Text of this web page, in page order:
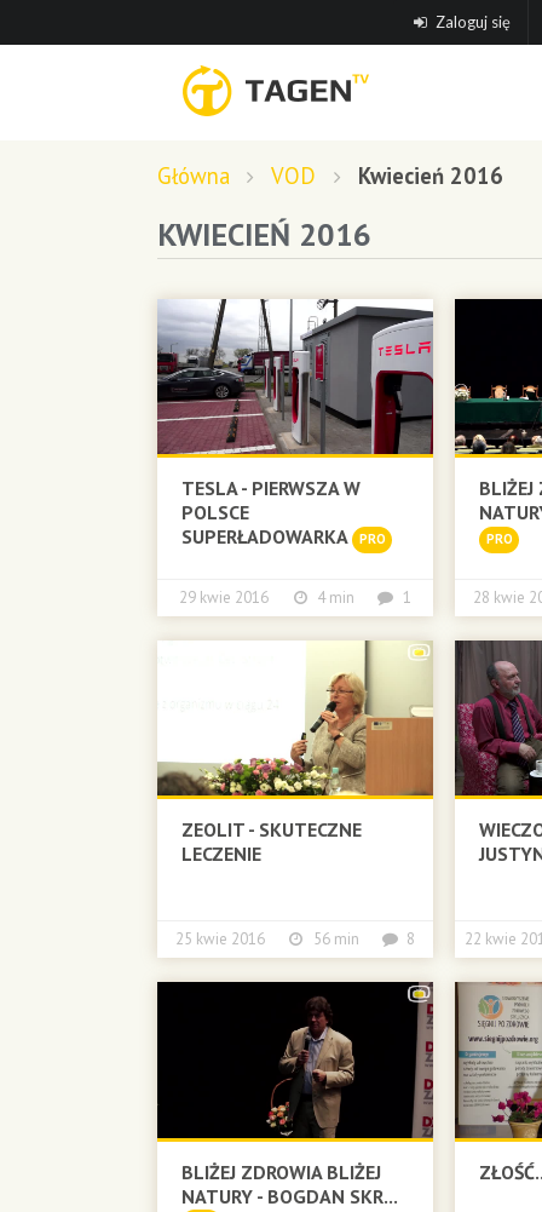
Zaloguj się
Główna VOD Kwiecień 2016
KWIECIEŃ 2016
TESLA - PIERWSZA W
POLSCE
SUPERŁADOWARKA
PRO
29 kwie 2016 4 min 1
BLIŻEJ
PRO
28 kwie
ZEOLIT - SKUTECZNE
LECZENIE
25 kwie 2016 56 min 8 22 kwie
BLIŻEJ ZDROWIA BLIŻEJ
NATURY - BOGDAN SKR...